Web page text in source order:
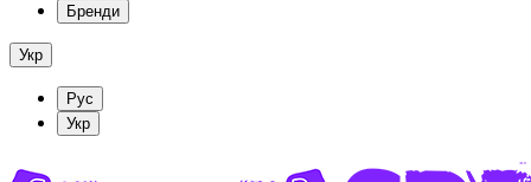
Бренди
Укр
Рус
Укр